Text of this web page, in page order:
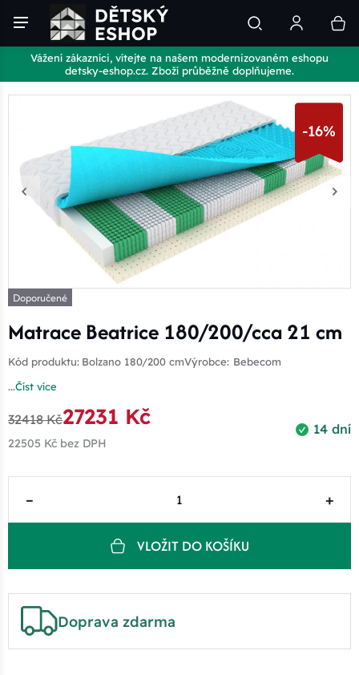
Vážení zákazníci, vítejte na našem modernizovaném eshopu
detsky-eshop.cz. Zboží průběžně doplňujeme.
-16%
Doporučené
Matrace Beatrice 180/200/cca 21 cm
Kód produktu: Bolzano 180/200 cmVýrobce: Bebecom
...Číst více
14 dní
32418 Kč27231 Kč
22505 Kč bez DPH
– +
VLOŽIT DO KOŠÍKU
Doprava zdarma